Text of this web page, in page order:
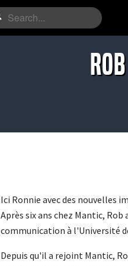
Ici Ronnie avec des nouvelles
Après six ans chez Mantic,
communication à l'Université
Depuis qu'il a rejoint Mantic,